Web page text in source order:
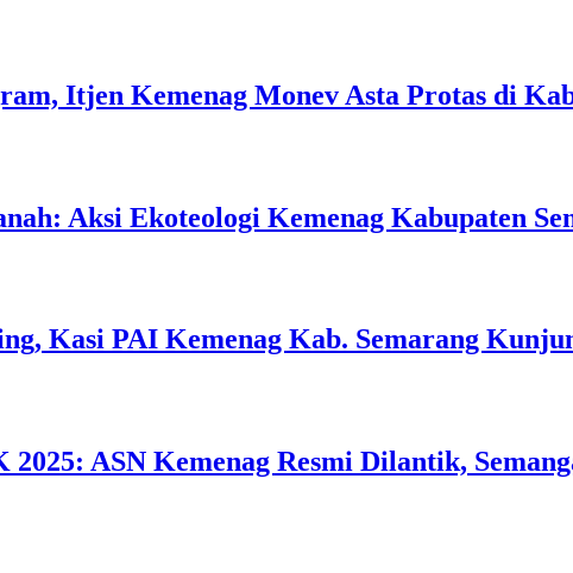
Itjen Kemenag Monev Asta Protas di
Aksi Ekoteologi Kemenag Kabupaten
Kasi PAI Kemenag Kab. Semarang
ASN Kemenag Resmi Dilantik,